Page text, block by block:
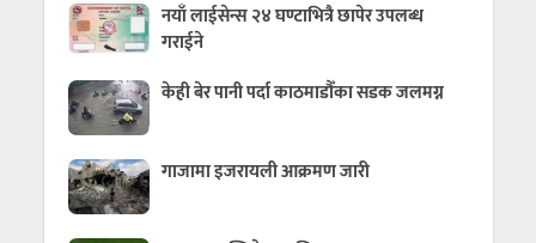
नयाँ लाईसेन्स २४ घण्टाभित्रै छापेर उपलब्ध
गराईने
केही बेर पानी पर्दा काठमाडौँका सडक जलमग्न
गाजामा इजरायली आक्रमण जारी